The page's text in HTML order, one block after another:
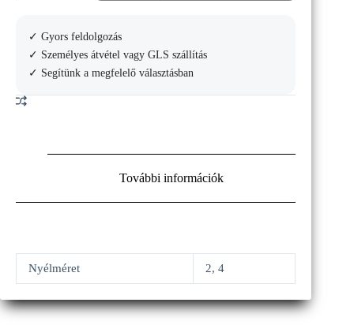
teniszütő
mennyiség
✓ Gyors feldolgozás
✓ Személyes átvétel vagy GLS szállítás
✓ Segítünk a megfelelő választásban
További információk
Nyélméret 2, 4